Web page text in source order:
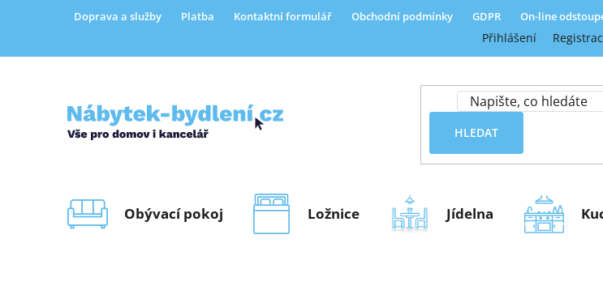
Doprava a služby Platba Kontaktní formulář Obchodní podmínky GDPR On-line
Přihlášení
HLEDAT
Obývací pokoj Ložnice Jídelna